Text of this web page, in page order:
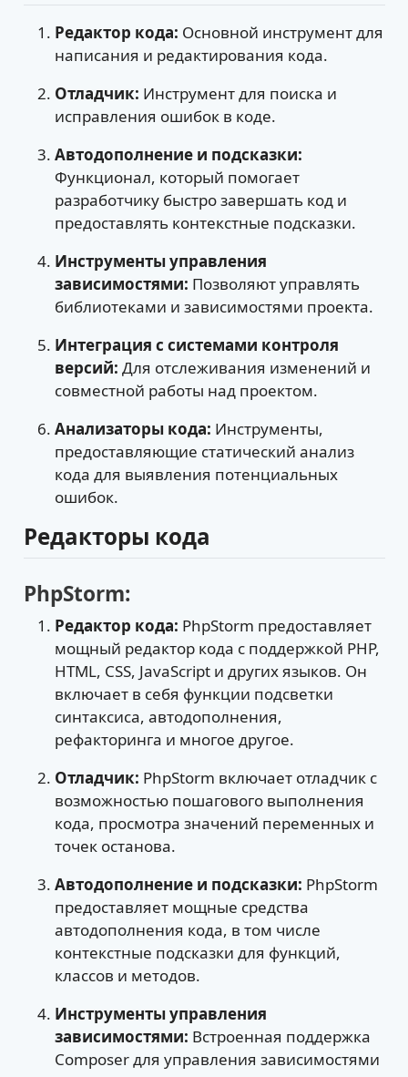
Редактор кода: Основной инструмент для
написания и редактирования кода.
Отладчик: Инструмент для поиска и
исправления ошибок в коде.
Автодополнение и подсказки:
Функционал, который помогает
разработчику быстро завершать код и
предоставлять контекстные подсказки.
Инструменты управления
зависимостями: Позволяют управлять
библиотеками и зависимостями проекта.
Интеграция с системами контроля
версий: Для отслеживания изменений и
совместной работы над проектом.
Анализаторы кода: Инструменты,
предоставляющие статический анализ
кода для выявления потенциальных
ошибок.
Редакторы кода
PhpStorm:
Редактор кода: PhpStorm предоставляет
мощный редактор кода с поддержкой PHP,
HTML, CSS, JavaScript и других языков. Он
включает в себя функции подсветки
синтаксиса, автодополнения,
рефакторинга и многое другое.
Отладчик: PhpStorm включает отладчик с
возможностью пошагового выполнения
кода, просмотра значений переменных и
точек останова.
Автодополнение и подсказки: PhpStorm
предоставляет мощные средства
автодополнения кода, в том числе
контекстные подсказки для функций,
классов и методов.
Инструменты управления
зависимостями: Встроенная поддержка
Composer для управления зависимостями